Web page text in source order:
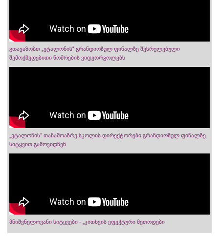
გთავაზობთ „ეტალონის“ გრანდიოზულ ფინალზე შესრულებული
შემოქმედებითი ნომრების ვიდეორგოლებს
„ეტალონის“ თანამოაზრე სკოლის დირექტორები გრანდიოზულ ფინალზე
სიტყვით გამოვიდნენ
მნიშვნელოვანი სიტყვები - „კითხვის ეფექტური მეთოდები